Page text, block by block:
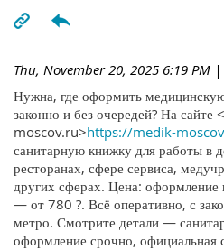
Thu, November 20, 2025 6:19 PM |
Нужна, где оформить
законно и без очередей? На
moscov.ru>https://medik-
санитарную книжку для работы в
ресторанах, сфере сервиса,
других сферах. Цена:
— от 780 ?. Всё оперативно, с
метро. Смотрите детали —
оформление срочно, официальная